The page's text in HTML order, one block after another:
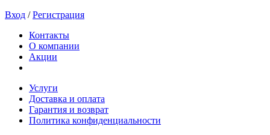
Вход /Регистрация
Контакты
О компании
Акции
Услуги
Доставка и оплата
Гарантия и возврат
Политика конфиденциальности